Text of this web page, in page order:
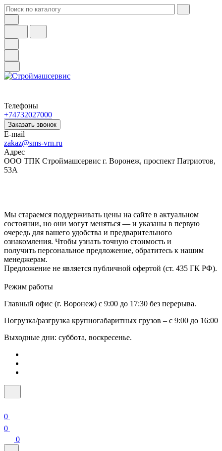
Телефоны
+74732027000
Заказать звонок
E-mail
zakaz@sms-vrn.ru
Адрес
ООО ТПК Строймашсервис г. Воронеж, проспект Патриотов,
53А
Мы стараемся поддерживать цены на сайте в актуальном
состоянии, но они могут меняться — и указаны в первую
очередь для вашего удобства и предварительного
ознакомления. Чтобы узнать точную стоимость и
получить персональное предложение, обратитесь к нашим
менеджерам.
Предложение не является публичной офертой (ст. 435 ГК РФ).
Режим работы
Главный офис (г. Воронеж) с 9:00 до 17:30 без перерыва.
Погрузка/разгрузка крупногабаритных грузов – с 9:00 до 16:00
Выходные дни: суббота, воскресенье.
0
0
0